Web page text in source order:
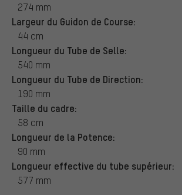
274 mm
Largeur du Guidon de Course:
44 cm
Longueur du Tube de Selle:
540 mm
Longueur du Tube de Direction:
190 mm
Taille du cadre:
58 cm
Longueur de la Potence:
90 mm
Longueur effective du tube supérieur:
577 mm